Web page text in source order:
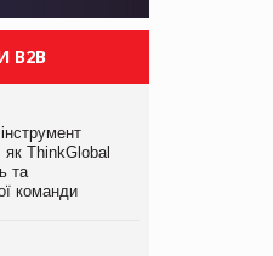
B2B
як ThinkGlobal
та
команди